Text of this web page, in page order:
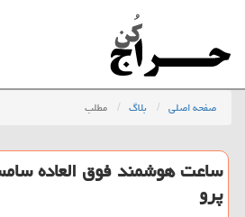
صفحه اصلی بلاگ مطلب
ساعت هوشمند فوق العاده
پرو